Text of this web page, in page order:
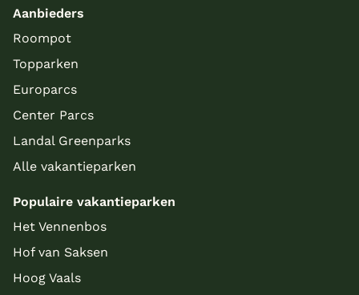
Aanbieders
Roompot
Topparken
Europarcs
Center Parcs
Landal Greenparks
Alle vakantieparken
Populaire vakantieparken
Het Vennenbos
Hof van Saksen
Hoog Vaals